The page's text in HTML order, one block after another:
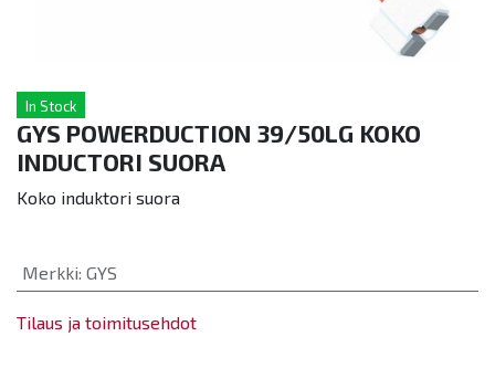
In Stock
GYS POWERDUCTION 39/50LG KOKO
INDUCTORI SUORA
Koko induktori suora
Merkki: GYS
Tilaus ja toimitusehdot